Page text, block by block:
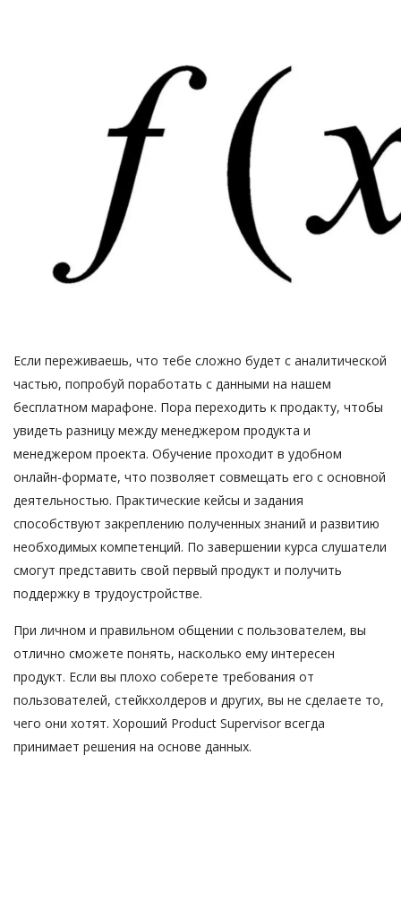
Если переживаешь, что тебе сложно будет с аналитической
частью, попробуй поработать с данными на нашем
бесплатном марафоне. Пора переходить к продакту, чтобы
увидеть разницу между менеджером продукта и
менеджером проекта. Обучение проходит в удобном
онлайн-формате, что позволяет совмещать его с основной
деятельностью. Практические кейсы и задания
способствуют закреплению полученных знаний и развитию
необходимых компетенций. По завершении курса слушатели
смогут представить свой первый продукт и получить
поддержку в трудоустройстве.
При личном и правильном общении с пользователем, вы
отлично сможете понять, насколько ему интересен
продукт. Если вы плохо соберете требования от
пользователей, стейкхолдеров и других, вы не сделаете то,
чего они хотят. Хороший Product Supervisor всегда
принимает решения на основе данных.